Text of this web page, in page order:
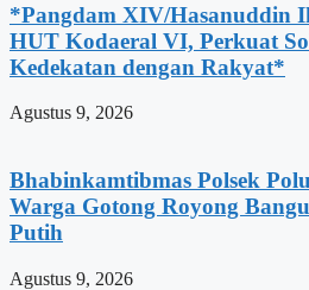
*Pangdam XIV/Hasanuddin
HUT Kodaeral VI, Perkuat
Kedekatan dengan Rakyat*
Agustus 9, 2026
Bhabinkamtibmas Polsek
Warga Gotong Royong
Putih
Agustus 9, 2026